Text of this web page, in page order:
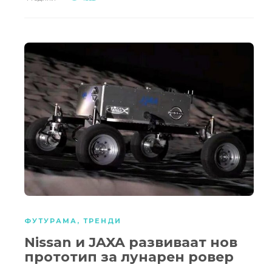
ФУТУРАМА , ТРЕНДИ
Nissan и JAXA развиваат нов
прототип за лунарен ровер